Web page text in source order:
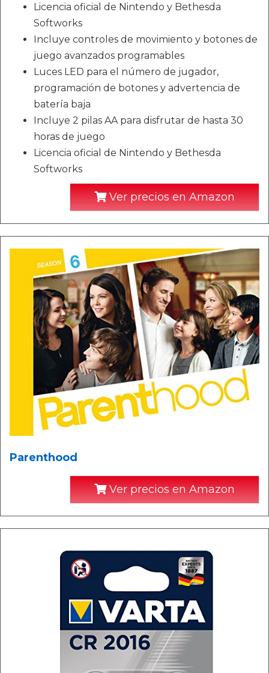
Licencia oficial de Nintendo y Bethesda
Softworks
Incluye controles de movimiento y botones de
juego avanzados programables
Luces LED para el número de jugador,
programación de botones y advertencia de
batería baja
Incluye 2 pilas AA para disfrutar de hasta 30
horas de juego
Licencia oficial de Nintendo y Bethesda
Softworks
Ver precios en Amazon
Parenthood
Ver precios en Amazon